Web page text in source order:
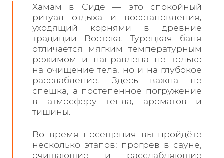
Хамам в Сиде — это спокойный
ритуал отдыха и восстановления,
уходящий корнями в древние
традиции Востока. Турецкая баня
отличается мягким температурным
режимом и направлена не только
на очищение тела, но и на глубокое
расслабление. Здесь важна не
спешка, а постепенное погружение
в атмосферу тепла, ароматов и
тишины.
Во время посещения вы пройдёте
несколько этапов: прогрев в сауне,
очищающие и расслабляющие